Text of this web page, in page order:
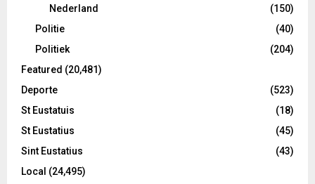
Nederland
(150)
Politie
(40)
Politiek
(204)
Featured (20,481)
Deporte
(523)
St Eustatuis
(18)
St Eustatius
(45)
Sint Eustatius
(43)
Local (24,495)